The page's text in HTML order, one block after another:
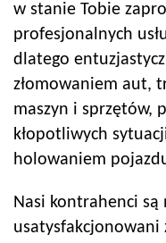
w stanie Tobie
profesjonalnych
dlatego
złomowaniem aut,
maszyn i sprzętów,
kłopotliwych
holowaniem
Nasi kontrahenci są
usatysfakcjonowani